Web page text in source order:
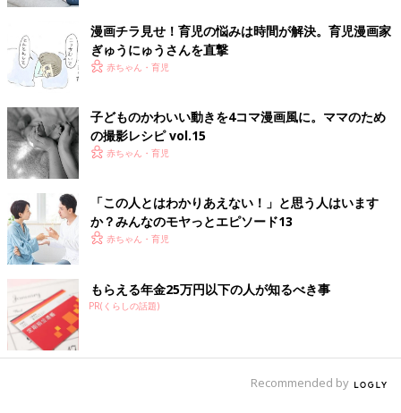
漫画チラ見せ！育児の悩みは時間が解決。育児漫画家
ぎゅうにゅうさんを直撃
赤ちゃん・育児
子どものかわいい動きを4コマ漫画風に。ママのため
の撮影レシピ vol.15
赤ちゃん・育児
「この人とはわかりあえない！」と思う人はいます
か？みんなのモヤっとエピソード13
赤ちゃん・育児
もらえる年金25万円以下の人が知るべき事
PR(くらしの話題)
Recommended by